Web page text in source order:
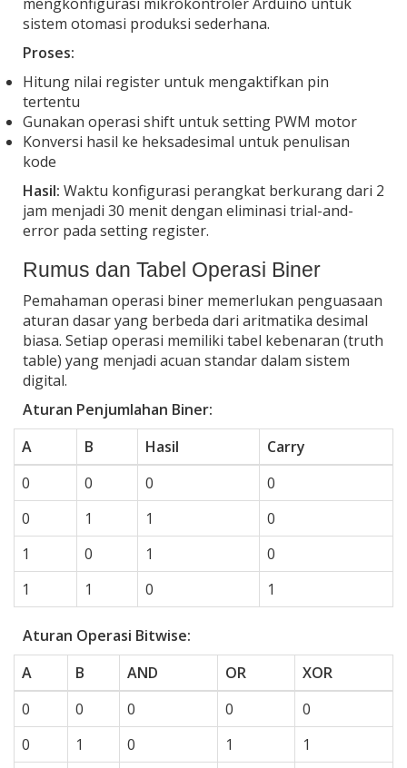
sistem otomasi produksi sederhana.
Proses:
Hitung nilai register untuk mengaktifkan pin
tertentu
Gunakan operasi shift untuk setting PWM motor
Konversi hasil ke heksadesimal untuk penulisan
kode
Hasil: Waktu konfigurasi perangkat berkurang dari 2
jam menjadi 30 menit dengan eliminasi trial-and-
error pada setting register.
Rumus dan Tabel Operasi Biner
Pemahaman operasi biner memerlukan penguasaan
aturan dasar yang berbeda dari aritmatika desimal
biasa. Setiap operasi memiliki tabel kebenaran (truth
table) yang menjadi acuan standar dalam sistem
digital.
Aturan Penjumlahan Biner:
A
B Hasil
Carry
0
0 0
0
0
1 1
0
1
0 1
0
1
1 0 1
Aturan Operasi Bitwise:
A
B AND OR
XOR
0
0 0 0
0
0
1 0 1
1